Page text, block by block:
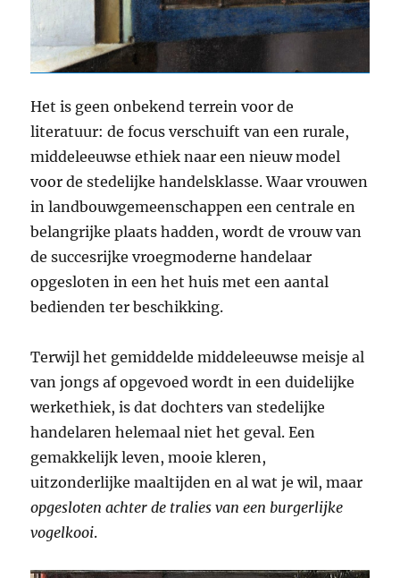
Het is geen onbekend terrein voor de
literatuur: de focus verschuift van een rurale,
middeleeuwse ethiek naar een nieuw model
voor de stedelijke handelsklasse. Waar vrouwen
in landbouwgemeenschappen een centrale en
belangrijke plaats hadden, wordt de vrouw van
de succesrijke vroegmoderne handelaar
opgesloten in een het huis met een aantal
bedienden ter beschikking.
Terwijl het gemiddelde middeleeuwse meisje al
van jongs af opgevoed wordt in een duidelijke
werkethiek, is dat dochters van stedelijke
handelaren helemaal niet het geval. Een
gemakkelijk leven, mooie kleren,
uitzonderlijke maaltijden en al wat je wil, maar
opgesloten achter de tralies van een burgerlijke
vogelkooi.